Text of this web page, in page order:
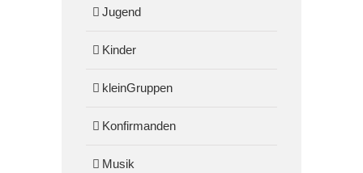
Jugend
Kinder
kleinGruppen
Konfirmanden
Musik